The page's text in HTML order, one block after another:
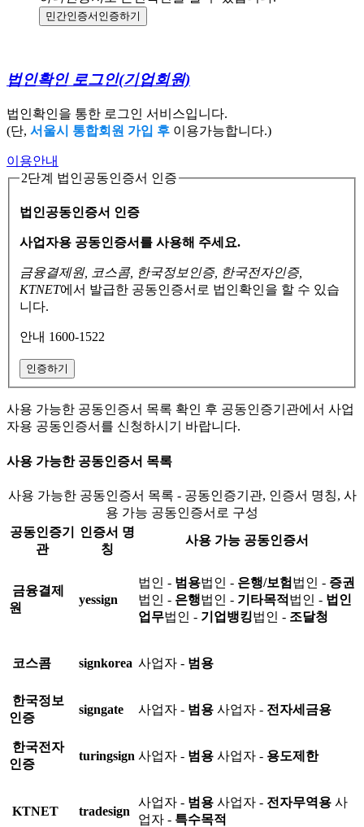
민간인증서 인증하기
법인확인 로그인(기업회원)
법인확인을 통한 로그인 서비스입니다.
(단, 서울시 통합회원 가입 후 이용가능합니다.)
이용안내
2단계 법인공동인증서 인증
법인공동인증서 인증
사업자용 공동인증서를 사용해 주세요.
금융결제원, 코스콤, 한국정보인증, 한국전자인증,
KTNET에서 발급한 공동인증서로 법인확인을 할 수 있습
니다.
안내 1600-1522
인증하기
사용 가능한 공동인증서 목록 확인 후 공동인증기관에서 사업
자용 공동인증서를 신청하시기 바랍니다.
사용 가능한 공동인증서 목록
사용 가능한 공동인증서 목록 - 공동인증기관, 인증서 명칭, 사
용 가능 공동인증서로 구성
공동인증기
관
인증서 명
칭
사용 가능 공동인증서
금융결제
원
yessign
법인 - 범용법인 - 은행/보험 법인 - 증권
법인 - 은행법인 - 기타목적 법인 - 법인
업무법인 - 기업뱅킹법인 - 조달청
코스콤 signkorea 사업자 - 범용
한국정보
인증
signgate 사업자 - 범용 사업자 - 전자세금용
한국전자
인증
turingsign 사업자 - 범용 사업자 - 용도제한
KTNET tradesign
사업자 - 범용 사업자 - 전자무역용 사
업자 - 특수목적